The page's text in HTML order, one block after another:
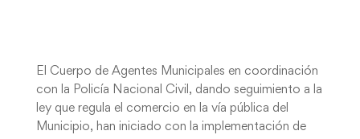
El Cuerpo de Agentes Municipales en coordinación
con la Policía Nacional Civil, dando seguimiento a la
ley que regula el comercio en la vía pública del
Municipio, han iniciado con la implementación de